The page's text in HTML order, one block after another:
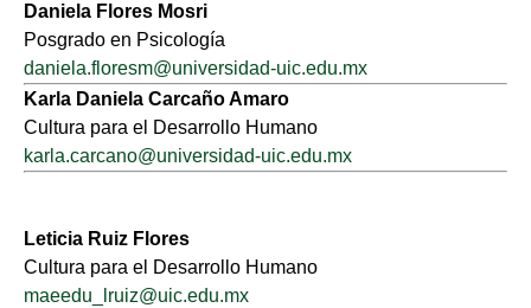
Daniela Flores Mosri
Posgrado en Psicología
daniela.floresm@universidad-uic.edu.mx
Karla Daniela Carcaño Amaro
Cultura para el Desarrollo Humano
karla.carcano@universidad-uic.edu.mx
Leticia Ruiz Flores
Cultura para el Desarrollo Humano
maeedu_lruiz@uic.edu.mx